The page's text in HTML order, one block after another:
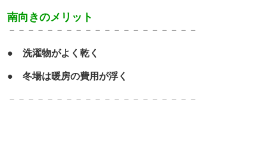
南向きのメリット
－－－－－－－－－－－－－－－－－－－－
● 洗濯物がよく乾く
● 冬場は暖房の費用が浮く
－－－－－－－－－－－－－－－－－－－－